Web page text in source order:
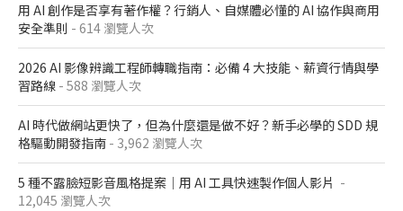
用 AI 創作是否享有著作權？行銷人、自媒體必懂的 AI 協作與商用
安全準則 - 614 瀏覽人次
2026 AI 影像辨識工程師轉職指南：必備 4 大技能、薪資行情與學
習路線 - 588 瀏覽人次
AI 時代做網站更快了，但為什麼還是做不好？新手必學的 SDD 規
格驅動開發指南 - 3,962 瀏覽人次
5 種不露臉短影音風格提案｜用 AI 工具快速製作個人影片 -
12,045 瀏覽人次